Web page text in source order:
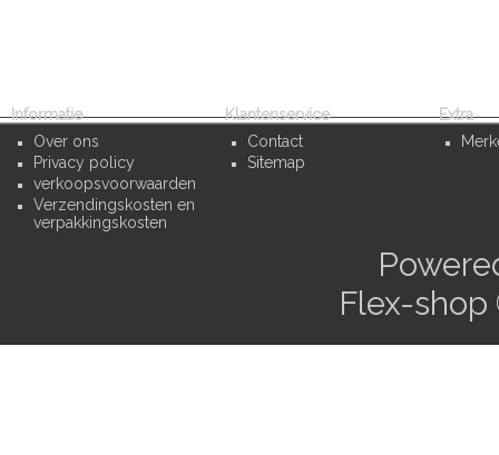
Informatie
Over ons
Privacy policy
verkoopsvoorwaarden
Verzendingskosten en
verpakkingskosten
Klantenservice
Contact
Sitemap
Extra
Flex-